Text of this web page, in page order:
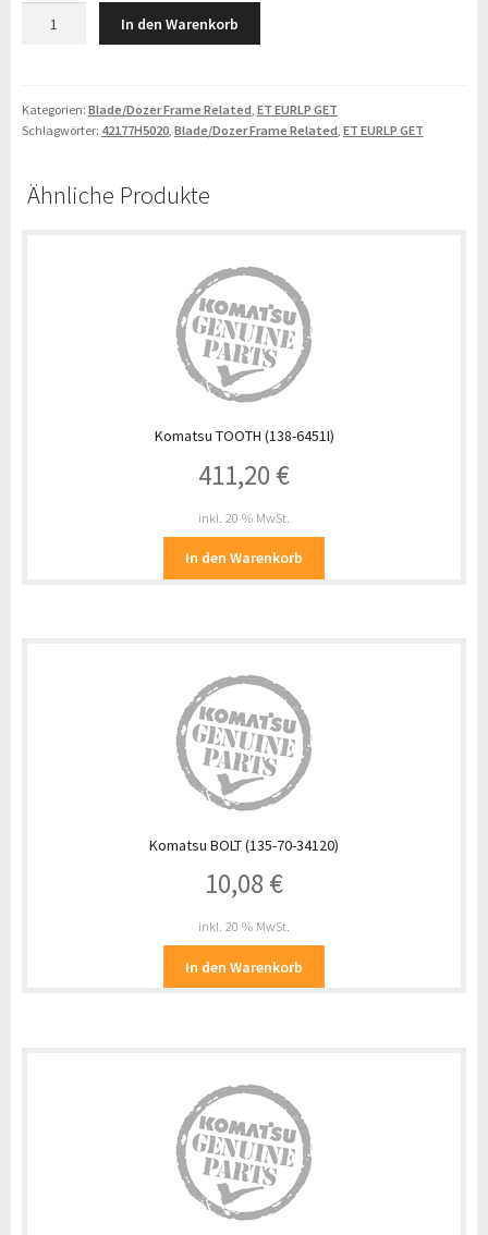
H5020)
Menge
In den Warenkorb
Kategorien: Blade/Dozer Frame Related, ET EURLP GET
Schlagwörter: 42177H5020, Blade/Dozer Frame Related, ET EURLP GET
Ähnliche Produkte
Komatsu TOOTH (138-6451I)
411,20 €
inkl. 20 % MwSt.
In den Warenkorb
Komatsu BOLT (135-70-34120)
10,08 €
inkl. 20 % MwSt.
In den Warenkorb